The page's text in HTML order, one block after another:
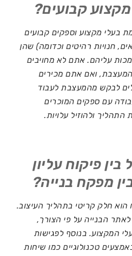
קבועים?
בעלי מקצוע וספקים קבועים
חנויות רהיטים וכדומה) שהן
עליהם. אתם לא מחויבים
ואם אתם מכירים
לבקש מהמעצבת לעבוד
עם ספקים המוכרים
ולהוזיל עלויות.
בין פיקוח עליון
מפקח בנייה?
חלק קריטי בתהליך העיצוב.
הבנייה על פי הצורך,
המקצוע. בנוסף לפגישות
טכנולוגיים כמו שיחות